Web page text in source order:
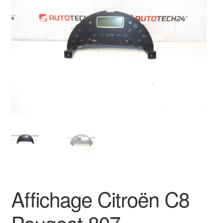
Mon compte
Procédure de Réclamation
Affichage Citroën C8